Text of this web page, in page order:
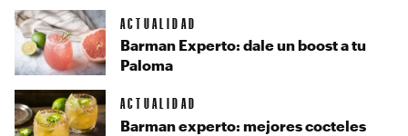
ACTUALIDAD
Barman Experto: dale un boost a tu
Paloma
ACTUALIDAD
Barman experto: mejores cocteles